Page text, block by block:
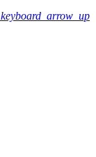
keyboard_arrow_up